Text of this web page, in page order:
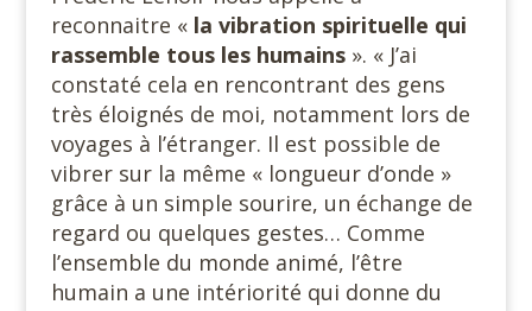
reconnaitre « la vibration spirituelle qui
rassemble tous les humains ». « J’ai
constaté cela en rencontrant des gens
très éloignés de moi, notamment lors de
voyages à l’étranger. Il est possible de
vibrer sur la même « longueur d’onde »
grâce à un simple sourire, un échange de
regard ou quelques gestes… Comme
l’ensemble du monde animé, l’être
humain a une intériorité qui donne du